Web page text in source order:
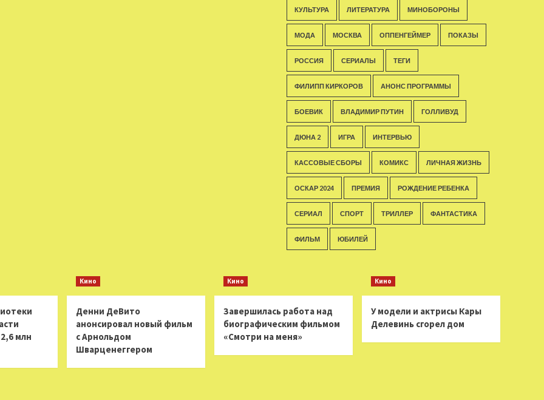
КУЛЬТУРА ЛИТЕРАТУРА МИНОБОРОНЫ
МОДА МОСКВА ОППЕНГЕЙМЕР ПОКАЗЫ
РОССИЯ СЕРИАЛЫ ТЕГИ
ФИЛИПП КИРКОРОВ АНОНС ПРОГРАММЫ
БОЕВИК ВЛАДИМИР ПУТИН ГОЛЛИВУД
ДЮНА 2 ИГРА ИНТЕРВЬЮ
КАССОВЫЕ СБОРЫ КОМИКС ЛИЧНАЯ ЖИЗНЬ
ОСКАР 2024 ПРЕМИЯ РОЖДЕНИЕ РЕБЕНКА
СЕРИАЛ СПОРТ ТРИЛЛЕР ФАНТАСТИКА
ФИЛЬМ ЮБИЛЕЙ
млн
Кино
Денни ДеВито
анонсировал новый фильм
с Арнольдом
Шварценеггером
Кино
Завершилась работа над
биографическим фильмом
«Смотри на меня»
Кино
У модели и актрисы Кары
Делевинь сгорел дом